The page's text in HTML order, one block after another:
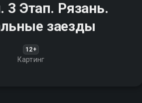
3 Этап. Рязань.
заезды
12+
Картинг